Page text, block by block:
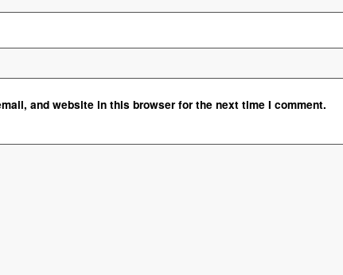
and website in this browser for the next time I comment.